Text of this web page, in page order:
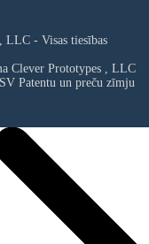
LLC - Visas tiesības
Clever Prototypes , LLC
Patentu un preču zīmju